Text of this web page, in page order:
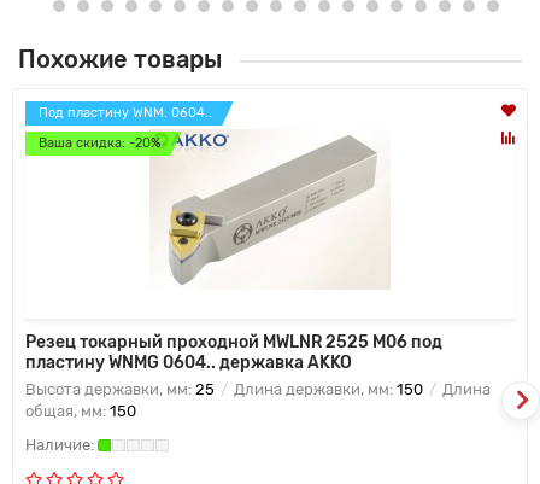
Похожие товары
Под пластину WNM. 0604..
Ваша скидка: -20%
Резец токарный проходной MWLNR 2525 M06 под
пластину WNMG 0604.. державка AKKO
Высота державки, мм: 25 Длина державки, мм: 150
Длина
общая, мм: 150